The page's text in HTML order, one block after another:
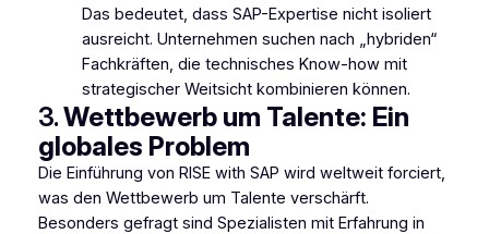
Das bedeutet, dass SAP-Expertise nicht isoliert
ausreicht. Unternehmen suchen nach „hybriden“
Fachkräften, die technisches Know-how mit
strategischer Weitsicht kombinieren können.
3.Wettbewerb um Talente: Ein
globales Problem
Die Einführung von RISE with SAP wird weltweit forciert,
was den Wettbewerb um Talente verschärft.
Besonders gefragt sind Spezialisten mit Erfahrung in